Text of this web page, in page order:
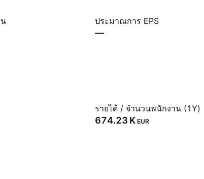
ประมาณการ EPS
—
รายได้ / จำนวนพนักงาน (1Y)
‪674.23 K‬ EUR